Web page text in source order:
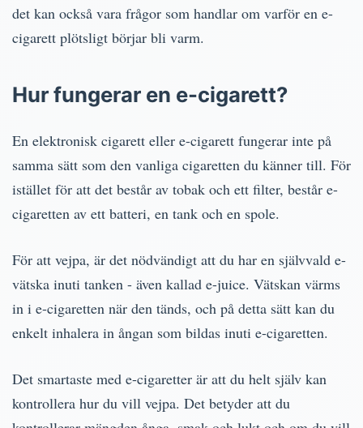
det kan också vara frågor som handlar om varför en e-
cigarett plötsligt börjar bli varm.
Hur fungerar en e-cigarett?
En elektronisk cigarett eller e-cigarett fungerar inte på
samma sätt som den vanliga cigaretten du känner till. För
istället för att det består av tobak och ett filter, består e-
cigaretten av ett batteri, en tank och en spole.
För att vejpa, är det nödvändigt att du har en självvald e-
vätska inuti tanken - även kallad e-juice. Vätskan värms
in i e-cigaretten när den tänds, och på detta sätt kan du
enkelt inhalera in ångan som bildas inuti e-cigaretten.
Det smartaste med e-cigaretter är att du helt själv kan
kontrollera hur du vill vejpa. Det betyder att du